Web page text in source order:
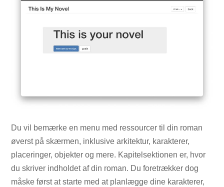
Du vil bemærke en menu med ressourcer til din roman
øverst på skærmen, inklusive arkitektur, karakterer,
placeringer, objekter og mere. Kapitelsektionen er, hvor
du skriver indholdet af din roman. Du foretrækker dog
måske først at starte med at planlægge dine karakterer,